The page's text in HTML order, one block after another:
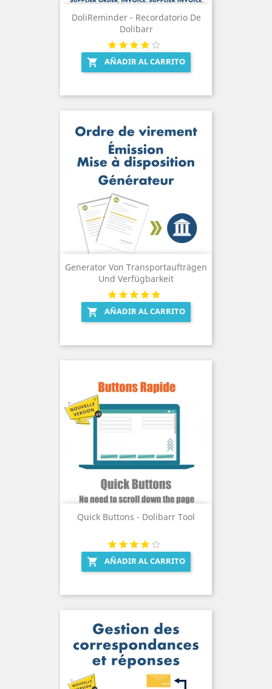
DoliReminder - Recordatorio De
Dolibarr
 AÑADIR AL CARRITO
Generator Von Transportaufträgen
Und Verfügbarkeit
 AÑADIR AL CARRITO
Quick Buttons - Dolibarr Tool
 AÑADIR AL CARRITO